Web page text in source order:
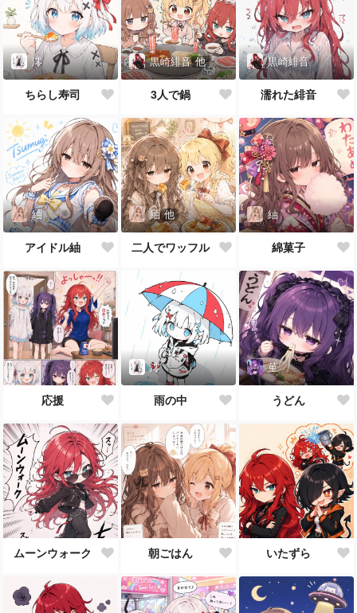
澪
ちらし寿司
黒崎緋音 他
3人で鍋
黒崎緋音
濡れた緋音
紬
アイドル紬
紬 他
二人でワッフル
紬
綿菓子
応援
澪
雨の中
菫
うどん
ムーンウォーク 朝ごはん いたずら